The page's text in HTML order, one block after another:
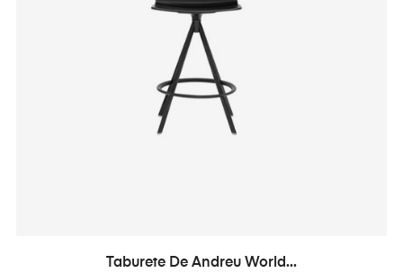
Taburete De Andreu World...